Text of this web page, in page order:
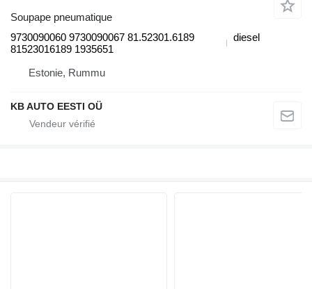
Soupape pneumatique
9730090060 9730090067 81.52301.6189
81523016189 1935651
diesel
Estonie, Rummu
KB AUTO EESTI OÜ